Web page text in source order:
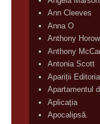
Ann Cleeves
Anna O
Anthony
Anthony
Antonia Scott
Apariții
Apartamentul
Aplicația
Apocalipsă.